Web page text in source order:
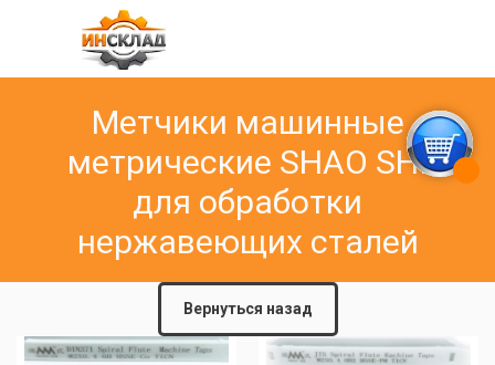
Метчики машинные
метрические SHAO SHI
для обработки
нержавеющих сталей
Вернуться назад